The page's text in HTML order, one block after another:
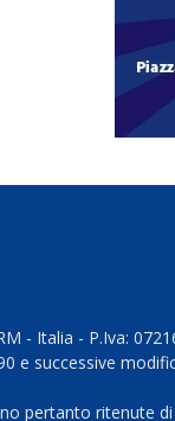
- Italia - P.Iva:
e successive
pertanto ritenute di